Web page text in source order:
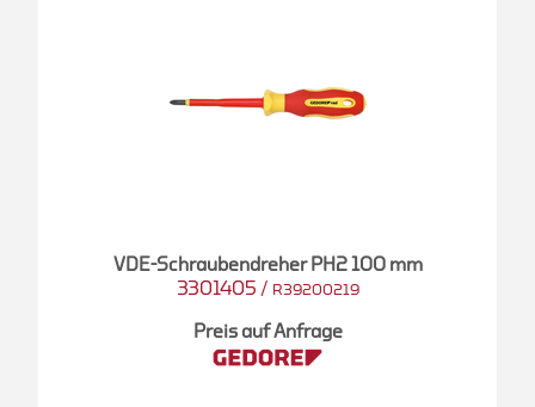
VDE-Schraubendreher PH2 100 mm
3301405 / R39200219
Preis auf Anfrage